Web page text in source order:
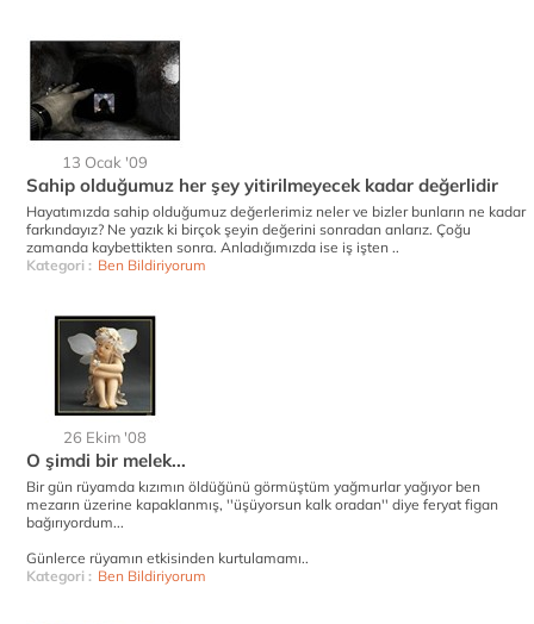
13 Ocak '09
Sahip olduğumuz her şey yitirilmeyecek kadar değerlidir
Hayatımızda sahip olduğumuz değerlerimiz neler ve bizler bunların ne kadar
farkındayız? Ne yazık ki birçok şeyin değerini sonradan anlarız. Çoğu
zamanda kaybettikten sonra. Anladığımızda ise iş işten ..
Kategori : Ben Bildiriyorum
26 Ekim '08
O şimdi bir melek...
Bir gün rüyamda kızımın öldüğünü görmüştüm yağmurlar yağıyor ben
mezarın üzerine kapaklanmış, ''üşüyorsun kalk oradan'' diye feryat figan
bağırıyordum...
Günlerce rüyamın etkisinden kurtulamamı..
Kategori : Ben Bildiriyorum